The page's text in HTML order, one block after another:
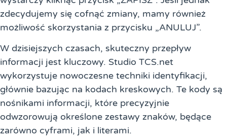
zdecydujemy się cofnąć zmiany, mamy również
możliwość skorzystania z przycisku „ANULUJ”.
W dzisiejszych czasach, skuteczny przepływ
informacji jest kluczowy. Studio TCS.net
wykorzystuje nowoczesne techniki identyfikacji,
głównie bazując na kodach kreskowych. Te kody są
nośnikami informacji, które precyzyjnie
odwzorowują określone zestawy znaków, będące
zarówno cyframi, jak i literami.